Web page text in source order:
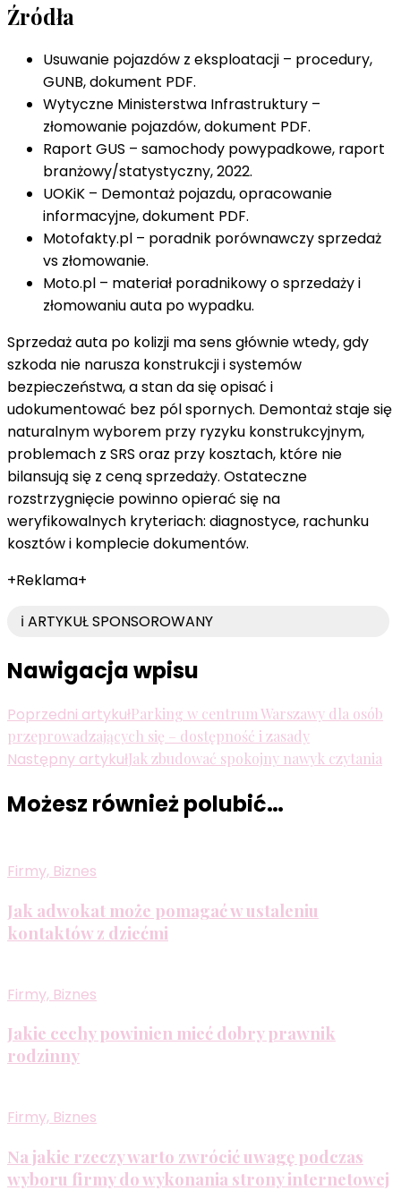
Źródła
Usuwanie pojazdów z eksploatacji – procedury,
GUNB, dokument PDF.
Wytyczne Ministerstwa Infrastruktury –
złomowanie pojazdów, dokument PDF.
Raport GUS – samochody powypadkowe, raport
branżowy/statystyczny, 2022.
UOKiK – Demontaż pojazdu, opracowanie
informacyjne, dokument PDF.
Motofakty.pl – poradnik porównawczy sprzedaż
vs złomowanie.
Moto.pl – materiał poradnikowy o sprzedaży i
złomowaniu auta po wypadku.
Sprzedaż auta po kolizji ma sens głównie wtedy, gdy
szkoda nie narusza konstrukcji i systemów
bezpieczeństwa, a stan da się opisać i
udokumentować bez pól spornych. Demontaż staje się
naturalnym wyborem przy ryzyku konstrukcyjnym,
problemach z SRS oraz przy kosztach, które nie
bilansują się z ceną sprzedaży. Ostateczne
rozstrzygnięcie powinno opierać się na
weryfikowalnych kryteriach: diagnostyce, rachunku
kosztów i komplecie dokumentów.
+Reklama+
ℹ️ ARTYKUŁ SPONSOROWANY
Nawigacja wpisu
Poprzedni artykułParking w centrum Warszawy dla osób
przeprowadzających się – dostępność i zasady
Następny artykułJak zbudować spokojny nawyk czytania
Możesz również polubić…
Firmy, Biznes
Jak adwokat może pomagać w ustaleniu
kontaktów z dziećmi
Firmy, Biznes
Jakie cechy powinien mieć dobry prawnik
rodzinny
Firmy, Biznes
Na jakie rzeczy warto zwrócić uwagę podczas
wyboru firmy do wykonania strony internetowej